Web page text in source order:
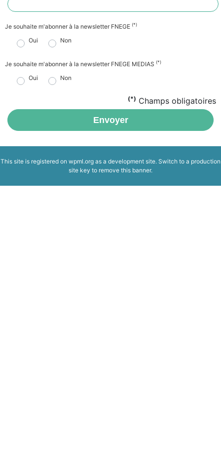
Je souhaite m'abonner à la newsletter FNEGE (*)
Oui Non
Je souhaite m'abonner à la newsletter FNEGE MEDIAS (*)
Oui Non
(*) Champs obligatoires
Envoyer
This site is registered on wpml.org as a development site. Switch to a production
site key to remove this banner.